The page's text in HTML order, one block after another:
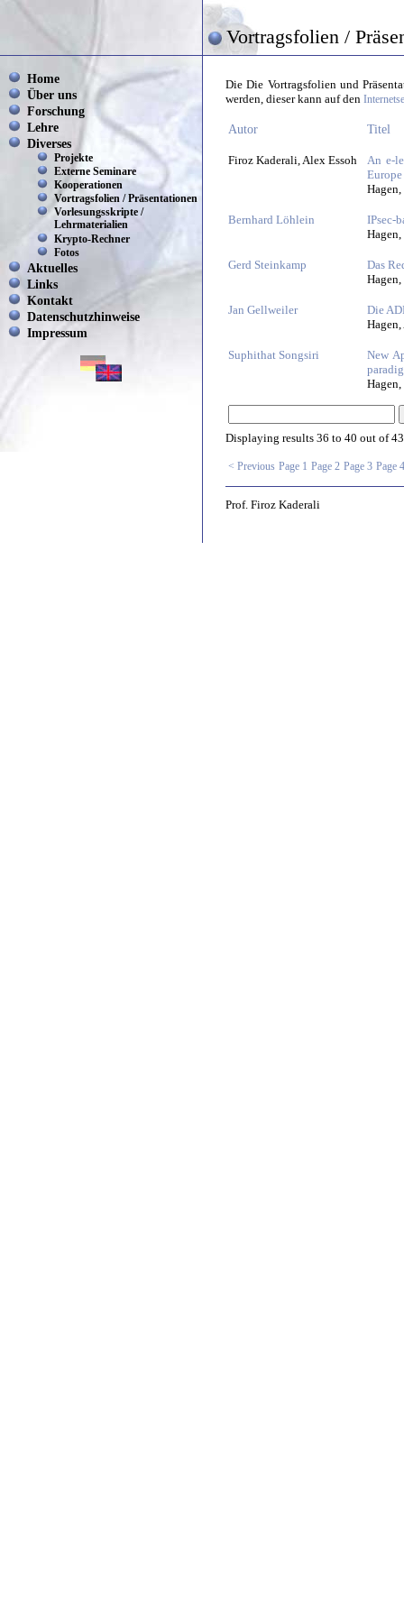
Vortragsfolien /
Home
Über uns
Forschung
Lehre
Diverses
Projekte
Externe Seminare
Kooperationen
Vortragsfolien / Präsentationen
Vorlesungsskripte /
Lehrmaterialien
Krypto-Rechner
Fotos
Aktuelles
Links
Kontakt
Datenschutzhinweise
Impressum
Die Die Vortragsfolien und
werden, dieser kann auf den
Autor Titel
Firoz Kaderali, Alex Essoh
An e-
Europe
Bernhard Löhlein
IPsec-
Gerd Steinkamp
Das
Jan Gellweiler
Die
Suphithat Songsiri
New
Displaying results 36 to 40 out of43
< Previous Page 1 Page 2 Page 3 Page 4
Prof. Firoz Kaderali